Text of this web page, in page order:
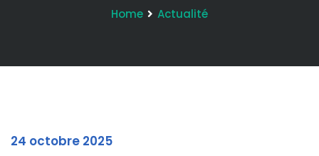
Home Actualité
24 octobre 2025